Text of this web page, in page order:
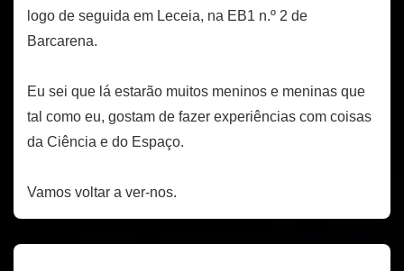
logo de seguida em Leceia, na EB1 n.º 2 de
Barcarena.
Eu sei que lá estarão muitos meninos e meninas que
tal como eu, gostam de fazer experiências com coisas
da Ciência e do Espaço.
Vamos voltar a ver-nos.